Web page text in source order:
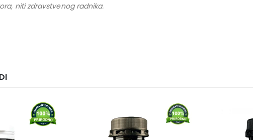
niti zdravstvenog radnika.